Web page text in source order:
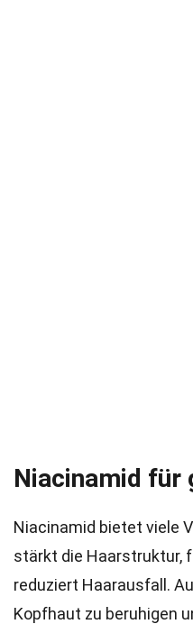
Niacinamid für
Niacinamid bietet viele
stärkt die Haarstruktur,
reduziert Haarausfall.
Kopfhaut zu beruhigen